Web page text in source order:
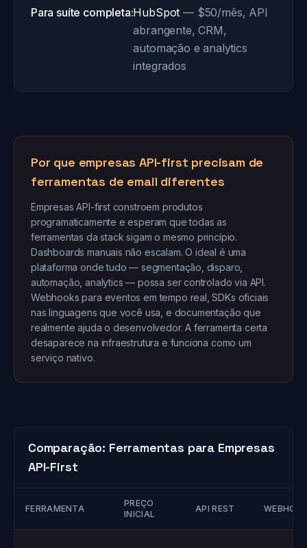
Para suíte completa:HubSpot — $50/mês, API
abrangente, CRM,
automação e analytics
integrados
Por que empresas API-first precisam de
ferramentas de email diferentes
Empresas API-first constroem produtos
programaticamente e esperam que todas as
ferramentas da stack sigam o mesmo princípio.
Dashboards manuais não escalam. O ideal é uma
plataforma onde tudo — segmentação, disparo,
automação, analytics — possa ser controlado via API.
Webhooks para eventos em tempo real, SDKs oficiais
nas linguagens que você usa, e documentação que
realmente ajuda o desenvolvedor. A ferramenta certa
desaparece na infraestrutura e funciona como um
serviço nativo.
Comparação: Ferramentas para Empresas
API-First
FERRAMENTA
PREÇO
INICIAL
API REST